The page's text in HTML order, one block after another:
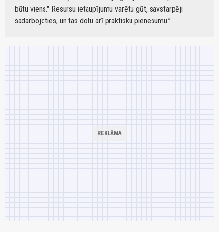
būtu viens." Resursu ietaupījumu varētu gūt, savstarpēji
sadarbojoties, un tas dotu arī praktisku pienesumu.